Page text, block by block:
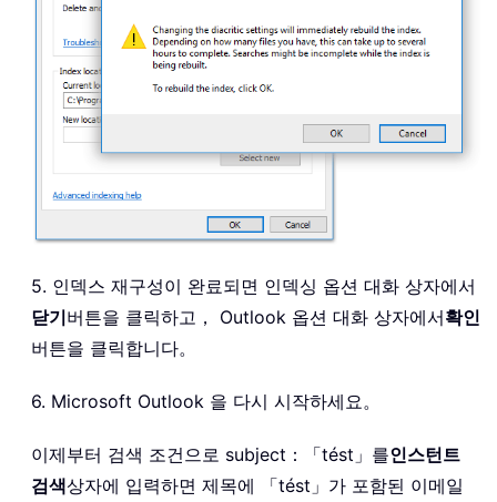
5. 인덱스 재구성이 완료되면 인덱싱 옵션 대화 상자에서
닫기버튼을 클릭하고， Outlook 옵션 대화 상자에서확인
버튼을 클릭합니다。
6. Microsoft Outlook 을 다시 시작하세요。
이제부터 검색 조건으로 subject：「tést」를인스턴트
검색상자에 입력하면 제목에 「tést」가 포함된 이메일